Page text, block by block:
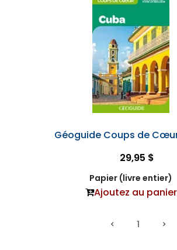
Géoguide Coups de
29,95 $
Papier (livre entier)
Ajoutez au panier
1